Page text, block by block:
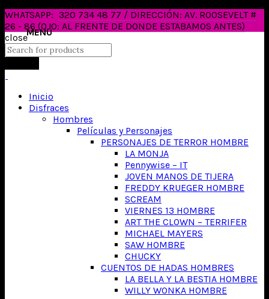
WHATSAPP: 320 734 48 77 / DIRECCIÓN: AV. ROOSEVELT #
26 - 86 (OJO: AL FRENTE DE DONDE ESTABAMOS ANTES)
close
Inicio
Disfraces
Hombres
Películas y Personajes
PERSONAJES DE TERROR HOMBRE
LA MONJA
Pennywise – IT
JOVEN MANOS DE TIJERA
FREDDY KRUEGER HOMBRE
SCREAM
VIERNES 13 HOMBRE
ART THE CLOWN – TERRIFER
MICHAEL MAYERS
SAW HOMBRE
CHUCKY
CUENTOS DE HADAS HOMBRES
LA BELLA Y LA BESTIA HOMBRE
WILLY WONKA HOMBRE